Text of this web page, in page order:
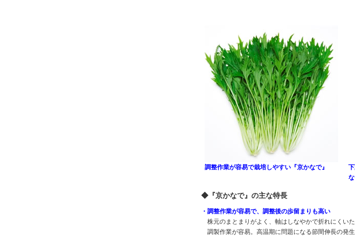
調整作業が容易で栽培しやすい『京かなで』
◆『京かなで』の主な特長
・ 調整作業が容易で、調整後の歩留まりも高い
株元のまとまりがよく、軸はしなやかで折れにくいた
調製作業が容易。高温期に問題になる節間伸長の発生